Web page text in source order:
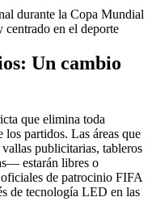
Un cambio
que elimina toda
partidos. Las áreas que
publicitarias, tableros
estarán libres o
de patrocinio FIFA
de tecnología LED en las